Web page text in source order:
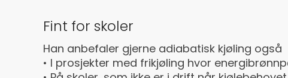
Fint for skoler
Han anbefaler gjerne adiabatisk kjøling også
• I prosjekter med frikjøling hvor